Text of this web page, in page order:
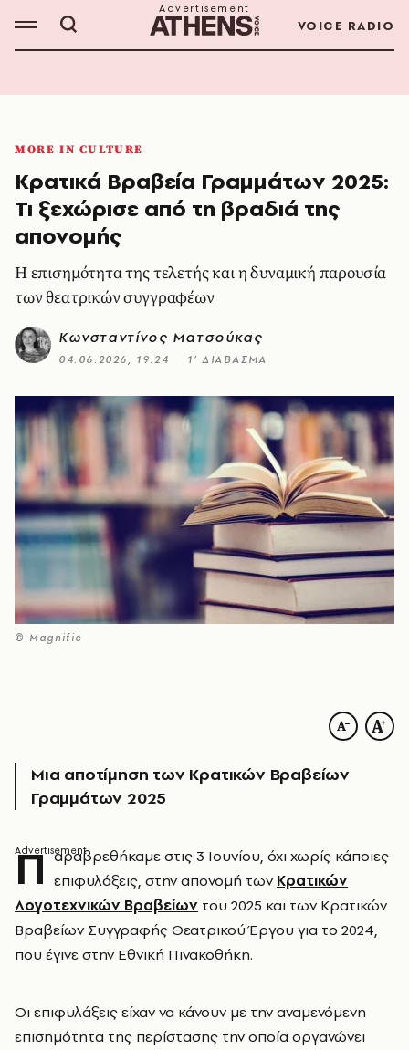
VOICE RADIO
MORE IN CULTURE
Κρατικά Βραβεία Γραμμάτων 2025:
Τι ξεχώρισε από τη βραδιά της
απονομής
Η επισημότητα της τελετής και η δυναμική παρουσία
των θεατρικών συγγραφέων
Κωνσταντίνος Ματσούκας
04.06.2026, 19:24 1’ ΔΙΑΒΑΣΜΑ
© Magnific
Μια αποτίμηση των Κρατικών Βραβείων
Γραμμάτων 2025
Π αραβρεθήκαμε στις 3 Ιουνίου, όχι χωρίς κάποιες
επιφυλάξεις, στην απονομή των Κρατικών
Λογοτεχνικών Βραβείων του 2025 και των Κρατικών
Βραβείων Συγγραφής Θεατρικού Έργου για το 2024,
που έγινε στην Εθνική Πινακοθήκη.
Οι επιφυλάξεις είχαν να κάνουν με την αναμενόμενη
επισημότητα της περίστασης την οποία οργανώνει